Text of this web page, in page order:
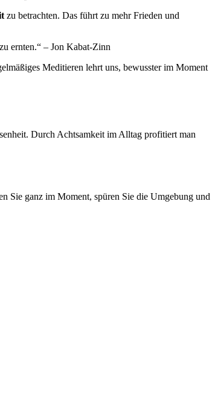
zu betrachten. Das führt zu mehr Frieden und
ernten.“ – Jon Kabat-Zinn
Meditieren lehrt uns, bewusster im Moment
Durch Achtsamkeit im Alltag profitiert man
Sie ganz im Moment, spüren Sie die Umgebung und